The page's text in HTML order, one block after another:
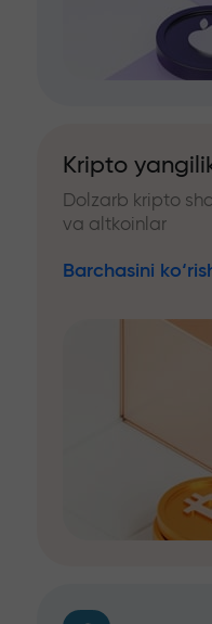
Kripto
Dolzarb kripto
va altkoinlar
Barchasini